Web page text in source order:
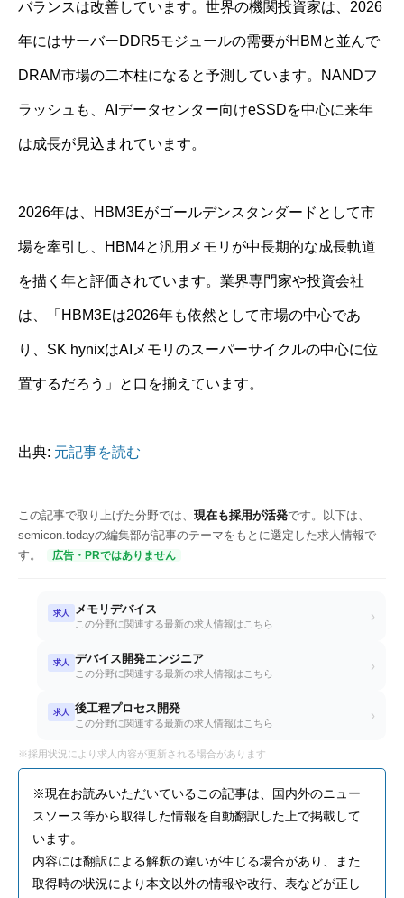
バランスは改善しています。世界の機関投資家は、2026
年にはサーバーDDR5モジュールの需要がHBMと並んで
DRAM市場の二本柱になると予測しています。NANDフ
ラッシュも、AIデータセンター向けeSSDを中心に来年
は成長が見込まれています。
2026年は、HBM3Eがゴールデンスタンダードとして市
場を牽引し、HBM4と汎用メモリが中長期的な成長軌道
を描く年と評価されています。業界専門家や投資会社
は、「HBM3Eは2026年も依然として市場の中心であ
り、SK hynixはAIメモリのスーパーサイクルの中心に位
置するだろう」と口を揃えています。
出典: 元記事を読む
この記事で取り上げた分野では、 現在も採用が活発です。以下は、
semicon.todayの編集部が記事のテーマをもとに選定した求人情報で
す。
広告・PRではありません
求人 メモリデバイス
この分野に関連する最新の求人情報はこちら ›
求人 デバイス開発エンジニア
この分野に関連する最新の求人情報はこちら ›
求人 後工程プロセス開発
この分野に関連する最新の求人情報はこちら ›
※採用状況により求人内容が更新される場合があります
※現在お読みいただいているこの記事は、国内外のニュー
スソース等から取得した情報を自動翻訳した上で掲載して
います。
内容には翻訳による解釈の違いが生じる場合があり、また
取得時の状況により本文以外の情報や改行、表などが正し